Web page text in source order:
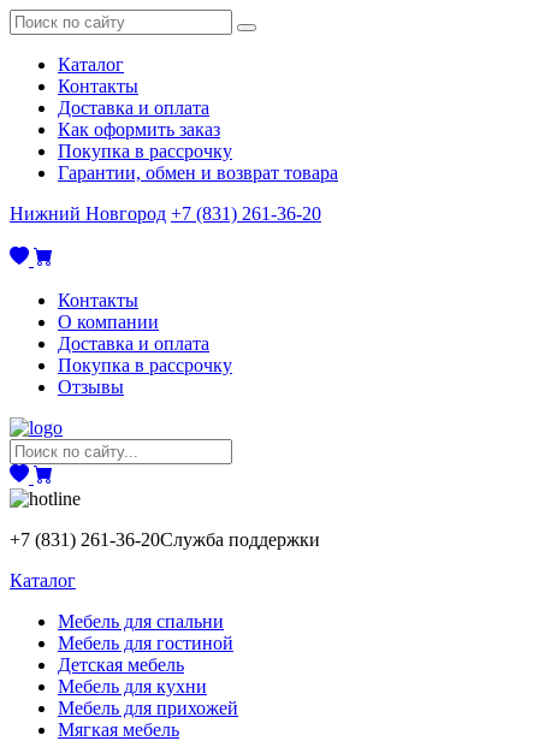
Каталог
Контакты
Доставка и оплата
Как оформить заказ
Покупка в рассрочку
Гарантии, обмен и возврат товара
Нижний Новгород +7 (831) 261-36-20
Контакты
О компании
Доставка и оплата
Покупка в рассрочку
Отзывы
+7 (831) 261-36-20Служба поддержки
Каталог
Мебель для спальни
Мебель для гостиной
Детская мебель
Мебель для кухни
Мебель для прихожей
Мягкая мебель